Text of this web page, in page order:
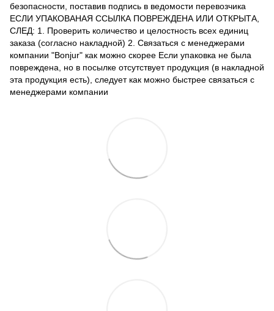
безопасности, поставив подпись в ведомости перевозчика
ЕСЛИ УПАКОВАНАЯ ССЫЛКА ПОВРЕЖДЕНА ИЛИ ОТКРЫТА,
СЛЕД: 1. Проверить количество и целостность всех единиц
заказа (согласно накладной) 2. Связаться с менеджерами
компании "Bonjur" как можно скорее Если упаковка не была
повреждена, но в посылке отсутствует продукция (в накладной
эта продукция есть), следует как можно быстрее связаться с
менеджерами компании